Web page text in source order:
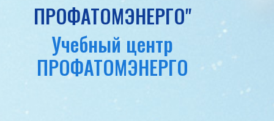
ПРОФАТОМЭНЕРГО"
Учебный центр
ПРОФАТОМЭНЕРГО